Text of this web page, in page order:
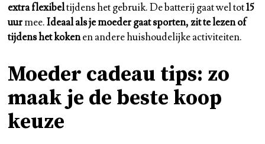
extra flexibeltijdens het gebruik. De batterij gaat wel tot15
uurmee.Ideaal als je moeder gaat sporten, zit te lezen of
tijdens het kokenen andere huishoudelijke activiteiten.
Moeder cadeau tips: zo
maak je de beste koop
keuze